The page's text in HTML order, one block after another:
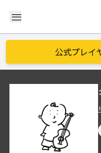
menu
公式プレイ